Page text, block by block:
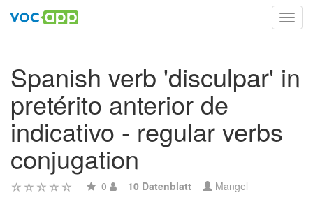
Spanish verb 'disculpar' in
pretérito anterior de
indicativo - regular verbs
conjugation
0 10 Datenblatt Mangel